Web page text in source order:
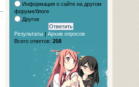
Информация о сайте на другом
форуме/блоге
Другое
Результаты| Архив опросов
Всего ответов: 258